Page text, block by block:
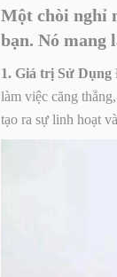
Một chòi nghỉ
bạn. Nó mang
1. Giá trị Sử Dụng
làm việc căng
tạo ra sự linh hoạt